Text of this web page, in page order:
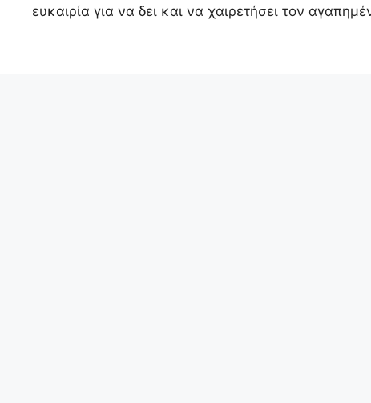
ευκαιρία για να δει και να χαιρετήσει τον